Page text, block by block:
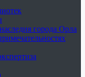
города Орла